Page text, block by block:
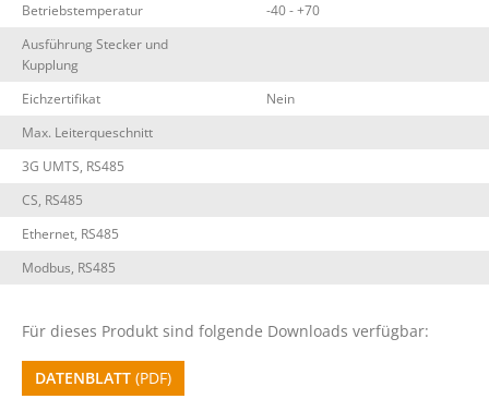
Betriebstemperatur
-40 - +70
Ausführung Stecker und
Kupplung
Eichzertifikat
Nein
Max. Leiterqueschnitt
3G UMTS, RS485
CS, RS485
Ethernet, RS485
Modbus, RS485
Für dieses Produkt sind folgende Downloads verfügbar:
DATENBLATT (PDF)